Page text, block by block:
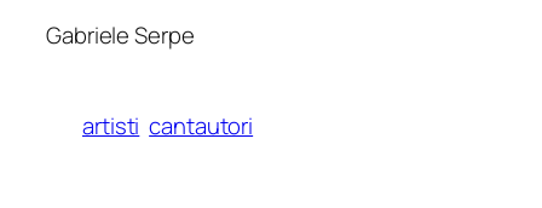
Gabriele Serpe
artisti cantautori